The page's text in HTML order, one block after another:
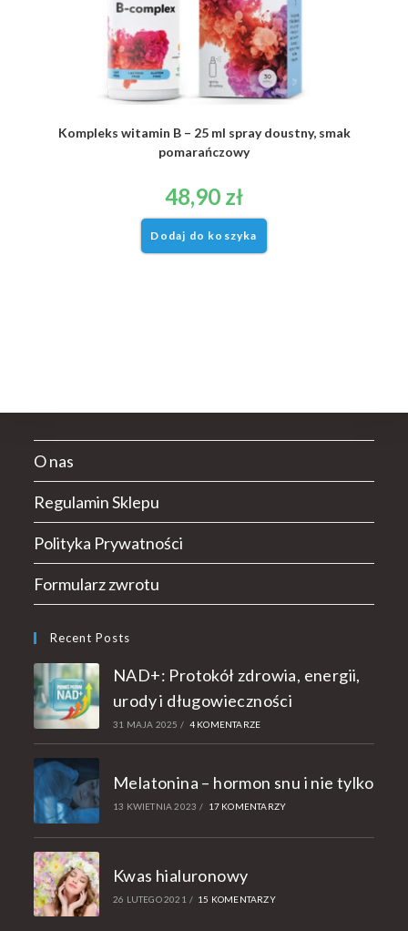
Kompleks witamin B – 25 ml spray doustny, smak
pomarańczowy
48,90 zł
Dodaj do koszyka
O nas
Regulamin Sklepu
Polityka Prywatności
Formularz zwrotu
Recent Posts
NAD+: Protokół zdrowia, energii,
urody i długowieczności
31 MAJA 2025 / 4 KOMENTARZE
Melatonina – hormon snu i nie tylko
13 KWIETNIA 2023 / 17 KOMENTARZY
Kwas hialuronowy
26 LUTEGO 2021 / 15 KOMENTARZY